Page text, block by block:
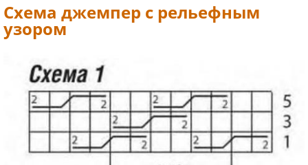
Схема джемпер с рельефным
узором